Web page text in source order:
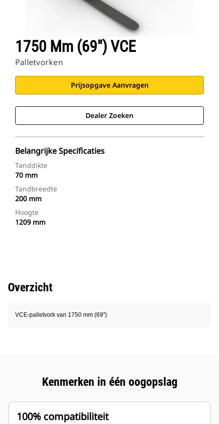
1750 Mm (69") VCE
Palletvorken
Prijsopgave Aanvragen
Dealer Zoeken
Belangrijke Specificaties
Tanddikte
70 mm
Tandbreedte
200 mm
Hoogte
1209 mm
Overzicht
VCE-palletvork van 1750 mm (69")
Kenmerken in één oogopslag
100% compatibiliteit